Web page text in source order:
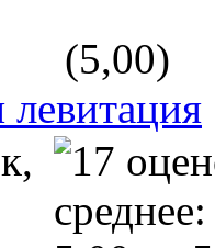
(5,00)
левитация